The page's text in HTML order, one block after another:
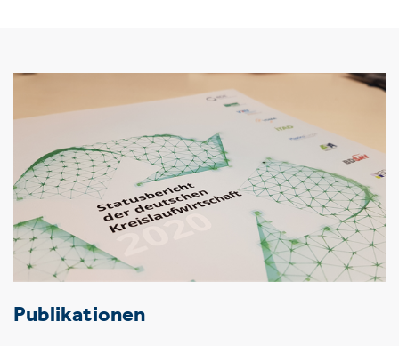
Publikationen